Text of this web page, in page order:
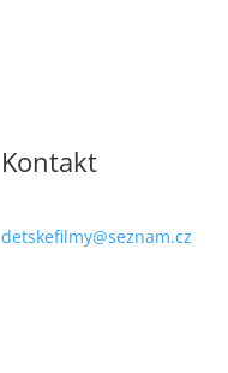
Kontakt
detskefilmy@seznam.cz